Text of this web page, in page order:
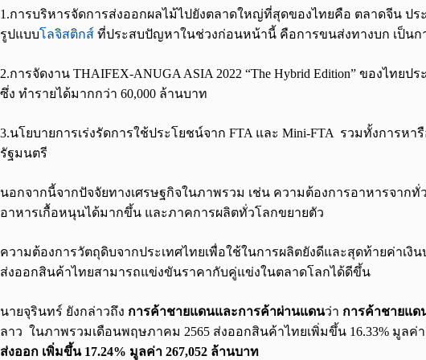
1.การบริหารจัดการส่งออกผลไม้ไปยังตลาดใหญ่ที่สุดของไทยคือ ตลาดจีน ปร
รูปแบบโลจิสติกส์ ที่ประสบปัญหาในช่วงก่อนหน้านี้ คือการขนส่งทางบก เป็นก
2.การจัดงาน THAIFEX-ANUGA ASIA 2022 “The Hybrid Edition” ของไท
ซึ่ง ทำรายได้มากกว่า 60,000 ล้านบาท
3.นโยบายการเร่งรัดการใช้ประโยชน์จาก FTA และ Mini-FTA รวมทั้งการ
รัฐมนตรี
นอกจากนี้จากปัจจัยทางเศรษฐกิจในภาพรวม เช่น ความต้องการอาหารจาก
อาหารเกื้อหนุนได้มากขึ้น และภาคการผลิตทั่วโลกขยายตัว
ความต้องการวัตถุดิบจากประเทศไทยเพื่อใช้ในการผลิตยังดีและสุดท้ายค่าเ
ส่งออกสินค้าไทยสามารถแข่งขันราคากับคู่แข่งในตลาดโลกได้ดีขึ้น
นายจุรินทร์ ยังกล่าวถึง การค้าชายแดนและการค้าผ่านแดนว่า การค้าชายแด
ลาว ในภาพรวมเดือนพฤษภาคม 2565 ส่งออกสินค้าไทยเพิ่มขึ้น 16.33% มูลค่า
ส่งออก เพิ่มขึ้น 17.24% มูลค่า 267,052 ล้านบาท